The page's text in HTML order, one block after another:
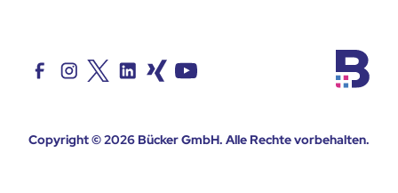
Copyright © 2026Bücker GmbH. Alle Rechte vorbehalten.